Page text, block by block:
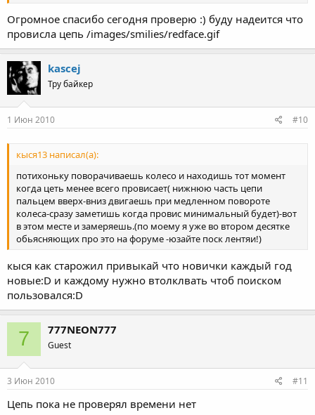
Огромное спасибо сегодня проверю :) буду надеится что
провисла цепь /images/smilies/redface.gif
kascej
Тру байкер
1 Июн 2010 #10
кыся13 написал(а):
потихоньку поворачиваешь колесо и находишь тот момент
когда цеть менее всего провисает( нижнюю часть цепи
пальцем вверх-вниз двигаешь при медленном повороте
колеса-сразу заметишь когда провис минимальный будет)-вот
в этом месте и замеряешь.(по моему я уже во втором десятке
обьясняющих про это на форуме -юзайте поск лентяи!)
кыся как старожил привыкай что новички каждый год
новые:D и каждому нужно втолклвать чтоб поиском
пользовался:D
7 777NEON777
Guest
3 Июн 2010 #11
Цепь пока не проверял времени нет